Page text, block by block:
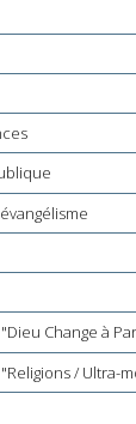
Change à
/ Ultra-